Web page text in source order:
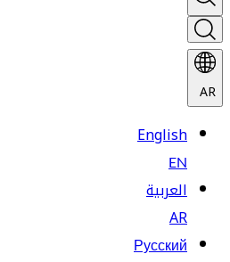
AR
English
EN
العربية
AR
Русский